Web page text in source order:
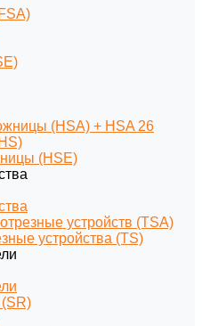
(HSA) + HSA 26
(HSE)
устройств (TSA)
устройства (TS)